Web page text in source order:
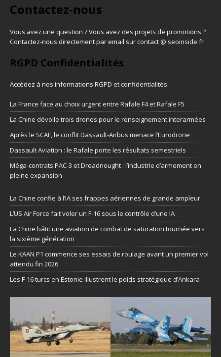
Contactez-nous
Vous avez une question ? Vous avez des projets de promotions ?
Contactez-nous directement par email sur contact @ seoinside.fr
RGPD Confidentialités
Accédez à nos informations RGPD et confidentialités.
La France face au choix urgent entre Rafale F4 et Rafale F5
La Chine dévoile trois drones pour le renseignement interarmées
Après le SCAF, le conflit Dassault-Airbus menace l’Eurodrone
Dassault Aviation : le Rafale porte les résultats semestriels
Méga-contrats PAC-3 et Dreadnought : l’industrie d’armement en
pleine expansion
La Chine confie à l’IA ses frappes aériennes de grande ampleur
L’US Air Force fait voler un F-16 sous le contrôle d’une IA
La Chine bâtit une aviation de combat de saturation tournée vers
la sixième génération
Le KAAN P1 commence ses essais de roulage avant un premier vol
attendu fin 2026
Les F-16 turcs en Estonie illustrent le poids stratégique d’Ankara